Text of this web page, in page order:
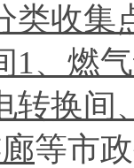
类收集
1、燃
转换间
等市